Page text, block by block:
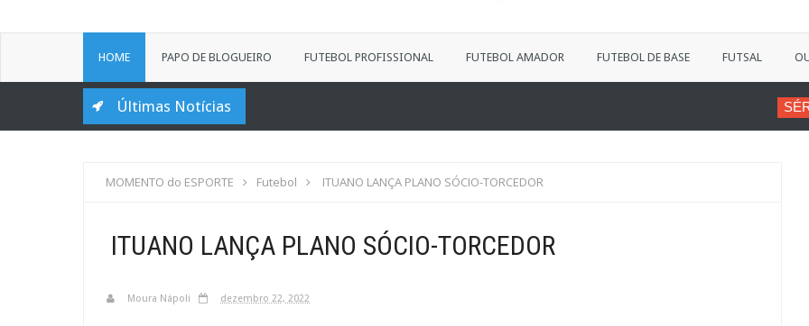
HOME PAPO DE BLOGUEIRO FUTEBOL PROFISSIONAL FUTEBOL AMADOR FUTEBOL DE BASE FUTSAL
Últimas Notícias VINÍCIUS
MOMENTO do ESPORTE Futebol ITUANO LANÇA PLANO SÓCIO-TORCEDOR
ITUANO LANÇA PLANO SÓCIO-TORCEDOR
Moura Nápoli dezembro 22, 2022